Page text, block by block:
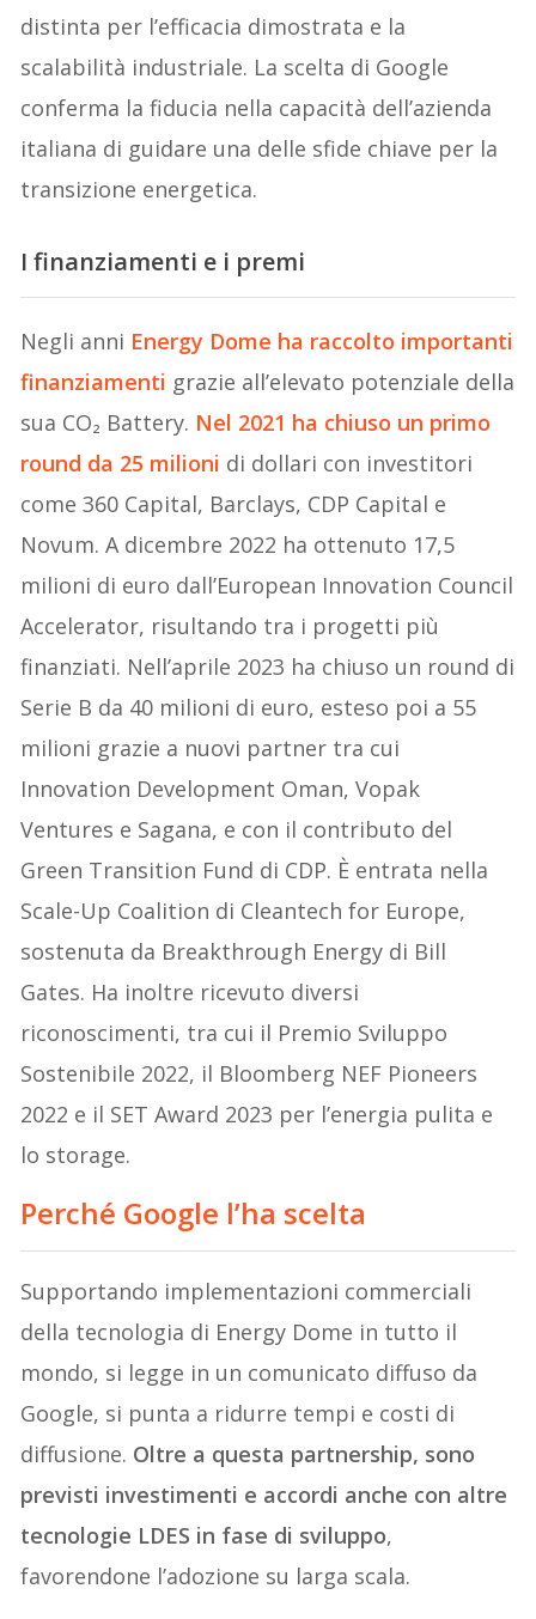
distinta per l’efficacia dimostrata e la
scalabilità industriale. La scelta di Google
conferma la fiducia nella capacità dell’azienda
italiana di guidare una delle sfide chiave per la
transizione energetica.
I finanziamenti e i premi
Negli anni Energy Dome ha raccolto importanti
finanziamenti grazie all’elevato potenziale della
sua CO₂ Battery. Nel 2021 ha chiuso un primo
round da 25 milioni di dollari con investitori
come 360 Capital, Barclays, CDP Capital e
Novum. A dicembre 2022 ha ottenuto 17,5
milioni di euro dall’European Innovation Council
Accelerator, risultando tra i progetti più
finanziati. Nell’aprile 2023 ha chiuso un round di
Serie B da 40 milioni di euro, esteso poi a 55
milioni grazie a nuovi partner tra cui
Innovation Development Oman, Vopak
Ventures e Sagana, e con il contributo del
Green Transition Fund di CDP. È entrata nella
Scale-Up Coalition di Cleantech for Europe,
sostenuta da Breakthrough Energy di Bill
Gates. Ha inoltre ricevuto diversi
riconoscimenti, tra cui il Premio Sviluppo
Sostenibile 2022, il Bloomberg NEF Pioneers
2022 e il SET Award 2023 per l’energia pulita e
lo storage.
Perché Google l’ha scelta
Supportando implementazioni commerciali
della tecnologia di Energy Dome in tutto il
mondo, si legge in un comunicato diffuso da
Google, si punta a ridurre tempi e costi di
diffusione. Oltre a questa partnership, sono
previsti investimenti e accordi anche con altre
tecnologie LDES in fase di sviluppo,
favorendone l’adozione su larga scala.